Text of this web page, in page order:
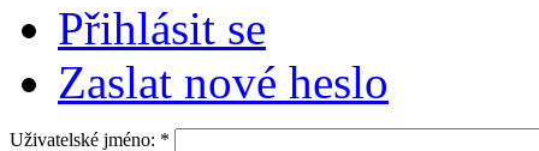
Přihlásit se
Zaslat nové heslo
Uživatelské jméno: *